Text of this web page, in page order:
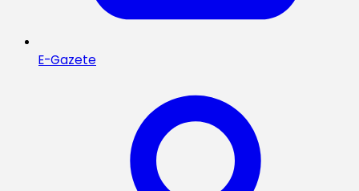
E-Gazete